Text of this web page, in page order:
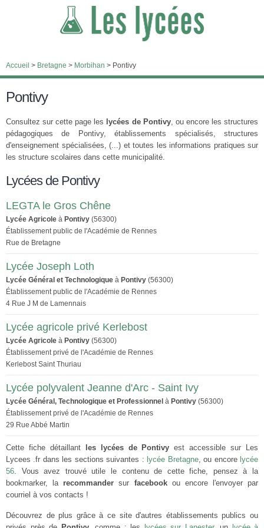
Accueil > Bretagne > Morbihan > Pontivy
Pontivy
Consultez sur cette page les lycées de Pontivy, ou encore les structures
pédagogiques de Pontivy, établissements spécialisés, structures
d'enseignement spécialisées, (...) et toutes les informations pratiques sur
les structure scolaires dans cette municipalité.
Lycées de Pontivy
LEGTA le Gros Chêne
Lycée Agricole à Pontivy (56300)
Établissement public de l'Académie de Rennes
Rue de Bretagne
Lycée Joseph Loth
Lycée Général et Technologique à Pontivy (56300)
Établissement public de l'Académie de Rennes
4 Rue J M de Lamennais
Lycée agricole privé Kerlebost
Lycée Agricole à Pontivy (56300)
Établissement privé de l'Académie de Rennes
Kerlebost Saint Thuriau
Lycée polyvalent Jeanne d'Arc - Saint Ivy
Lycée Général, Technologique et Professionnel à Pontivy (56300)
Établissement privé de l'Académie de Rennes
29 Rue Abbé Martin
Cette fiche détaillant les lycées de Pontivy est accessible sur Les
Lycees .fr dans les sections suivantes : lycée Bretagne, ou encore lycée
56. Vous avez trouvé utile le contenu de cette fiche, pensez à la
bookmarker, la recommander sur facebookou encore l'envoyer par
courriel à vos contacts !
Découvrez de plus grâce à ce site d'autres établissements publics ou